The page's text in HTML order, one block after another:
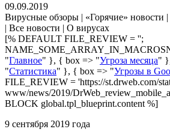
09.09.2019
Вирусные обзоры | «Горячие» новости
| Все новости | О вирусах
[% DEFAULT FILE_REVIEW = '';
"Главное" }, { box => "Угроза месяца"
"Статистика" }, { box => "Угрозы в
FILE_REVIEW = 'https://st.drweb.com/
www/news/2019/
BLOCK global.tpl_blueprint.content %]
9 сентября 2019 года